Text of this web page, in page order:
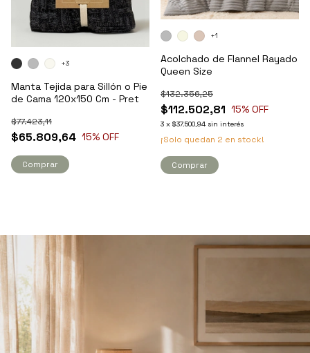
Manta Tejida para Sillón o Pie
de Cama 120x150 Cm - Pret
$65.809,64
$77.423,11
15% OFF
+3
Comprar
Acolchado de Flannel Rayado
Queen Size
$112.502,81
$132.356,25
15% OFF
3 x $37.500,94 sin interés
¡Solo quedan 2 en stock!
+1
Comprar